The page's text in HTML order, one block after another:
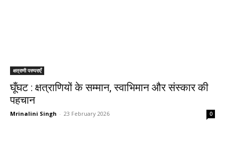
क्षत्राणी परम्पराएँ
घूँघट : क्षत्राणियों के सम्मान, स्वाभिमान और संस्कार की
पहचान
Mrinalini Singh - 23 February 2026 0